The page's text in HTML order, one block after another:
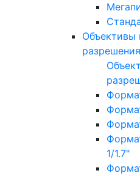
Объективы
разрешения
1/1.7"